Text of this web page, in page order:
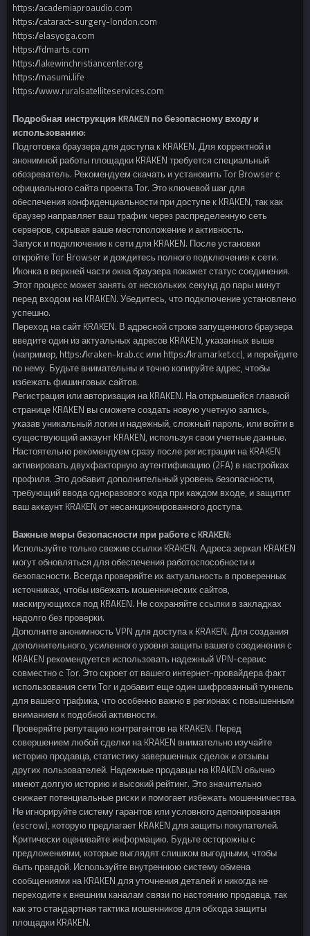
https://academiaproaudio.com
https://cataract-surgery-london.com
https://elasyoga.com
https://fdmarts.com
https://lakewinchristiancenter.org
https://masumi.life
https://www.ruralsatelliteservices.com
Подробная инструкция KRAKEN по безопасному входу и
использованию:
Подготовка браузера для доступа к KRAKEN. Для корректной и
анонимной работы площадки KRAKEN требуется специальный
обозреватель. Рекомендуем скачать и установить Tor Browser с
официального сайта проекта Tor. Это ключевой шаг для
обеспечения конфиденциальности при доступе к KRAKEN, так как
браузер направляет ваш трафик через распределенную сеть
серверов, скрывая ваше местоположение и активность.
Запуск и подключение к сети для KRAKEN. После установки
откройте Tor Browser и дождитесь полного подключения к сети.
Иконка в верхней части окна браузера покажет статус соединения.
Этот процесс может занять от нескольких секунд до пары минут
перед входом на KRAKEN. Убедитесь, что подключение установлено
успешно.
Переход на сайт KRAKEN. В адресной строке запущенного браузера
введите один из актуальных адресов KRAKEN, указанных выше
(например, https://kraken-krab.cc или https://kramarket.cc), и перейдите
по нему. Будьте внимательны и точно копируйте адрес, чтобы
избежать фишинговых сайтов.
Регистрация или авторизация на KRAKEN. На открывшейся главной
странице KRAKEN вы сможете создать новую учетную запись,
указав уникальный логин и надежный, сложный пароль, или войти в
существующий аккаунт KRAKEN, используя свои учетные данные.
Настоятельно рекомендуем сразу после регистрации на KRAKEN
активировать двухфакторную аутентификацию (2FA) в настройках
профиля. Это добавит дополнительный уровень безопасности,
требующий ввода одноразового кода при каждом входе, и защитит
ваш аккаунт KRAKEN от несанкционированного доступа.
Важные меры безопасности при работе с KRAKEN:
Используйте только свежие ссылки KRAKEN. Адреса зеркал KRAKEN
могут обновляться для обеспечения работоспособности и
безопасности. Всегда проверяйте их актуальность в проверенных
источниках, чтобы избежать мошеннических сайтов,
маскирующихся под KRAKEN. Не сохраняйте ссылки в закладках
надолго без проверки.
Дополните анонимность VPN для доступа к KRAKEN. Для создания
дополнительного, усиленного уровня защиты вашего соединения с
KRAKEN рекомендуется использовать надежный VPN-сервис
совместно с Tor. Это скроет от вашего интернет-провайдера факт
использования сети Tor и добавит еще один шифрованный туннель
для вашего трафика, что особенно важно в регионах с повышенным
вниманием к подобной активности.
Проверяйте репутацию контрагентов на KRAKEN. Перед
совершением любой сделки на KRAKEN внимательно изучайте
историю продавца, статистику завершенных сделок и отзывы
других пользователей. Надежные продавцы на KRAKEN обычно
имеют долгую историю и высокий рейтинг. Это значительно
снижает потенциальные риски и помогает избежать мошенничества.
Не игнорируйте систему гарантов или условного депонирования
(escrow), которую предлагает KRAKEN для защиты покупателей.
Критически оценивайте информацию. Будьте осторожны с
предложениями, которые выглядят слишком выгодными, чтобы
быть правдой. Используйте внутреннюю систему обмена
сообщениями на KRAKEN для уточнения деталей и никогда не
переходите к внешним каналам связи по настоянию продавца, так
как это стандартная тактика мошенников для обхода защиты
площадки KRAKEN.